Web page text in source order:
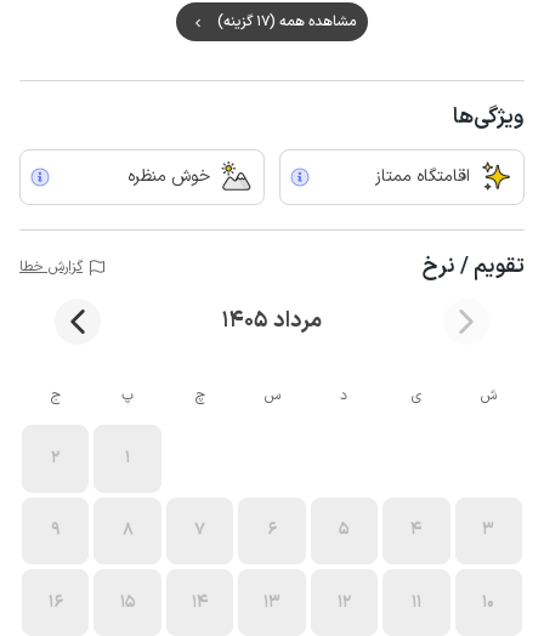
مشاهده همه (17 گزینه)
ویژگی‌ها
اقامتگاه ممتاز خوش منظره
تقویم / نرخ گزارش خطا
مرداد 1405
ش ی د س چ پ ج
1
2
3
4
5
6
7
8
9
10
11
12
13
14
15
16